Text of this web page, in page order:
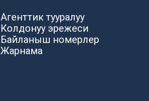
Агенттик тууралуу
Колдонуу эрежеси
Байланыш номерлер
Жарнама